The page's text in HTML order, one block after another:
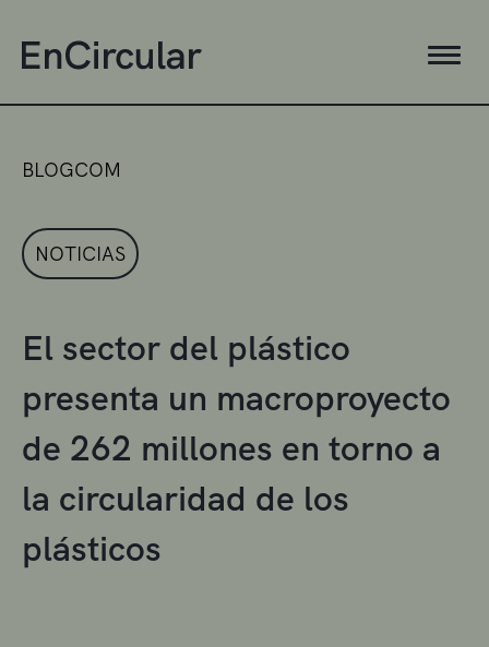
BLOGCOM
NOTICIAS
El sector del plástico
presenta un macroproyecto
de 262 millones en torno a
la circularidad de los
plásticos